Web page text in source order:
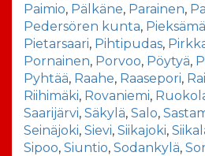
Paimio, Pälkäne, Parainen,
Pedersören kunta,
Pietarsaari, Pihtipudas,
Pornainen, Porvoo, Pöytyä,
Pyhtää, Raahe, Raasepori,
Riihimäki, Rovaniemi,
Saarijärvi, Säkylä, Salo,
Seinäjoki, Sievi, Siikajoki,
Sipoo, Siuntio, Sodankylä,